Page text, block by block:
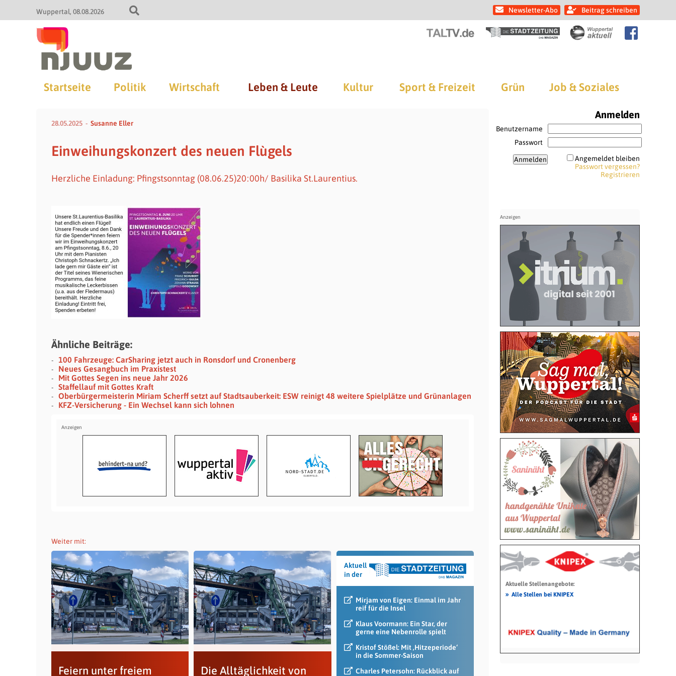
Wuppertal 08.08.2026 Newsletter-Abo Beitrag schreiben
Startseite Politik Wirtschaft Leben & Leute Kultur Sport & Freizeit Grün Job & Soziales
28.05.2025 Susanne Eller
Einweihungskonzert des neuen Flùgels
Herzliche Einladung: Pfingstsonntag (08.06.25)20:00h/ Basilika St.Laurentius.
Ähnliche Beiträge:
100 Fahrzeuge: CarSharing jetzt auch in Ronsdorf und Cronenberg
Neues Gesangbuch im Praxistest
Mit Gottes Segen ins neue Jahr 2026
Staffellauf mit Gottes Kraft
Oberbürgermeisterin Miriam Scherff setzt auf Stadtsauberkeit: ESW reinigt 48 weitere Spielplätze und Grünanlagen
KFZ-Versicherung - Ein Wechsel kann sich lohnen
Weiter mit:
Feiern unter freiem
Die Alltäglichkeit von
Aktuell
in der
Mirjam von Eigen: Einmal im Jahr
reif für die Insel
Klaus Voormann: Ein Star, der
gerne eine Nebenrolle spielt
Kristof Stößel: Mit ‚Hitzeperiode‘
in die Sommer-Saison
Charles Petersohn: Rückblick auf
Anmelden
Benutzername
Passwort
Angemeldet bleiben
Passwort vergessen?
Registrieren
Aktuelle Stellenangebote:
» Alle Stellen bei KNIPEX